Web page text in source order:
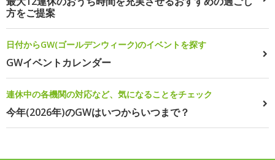
方をご提案
日付からGW(ゴールデンウィーク)のイベントを探す
GWイベントカレンダー
連休中の各機関の対応など、気になることをチェック
今年(2026年)のGWはいつからいつまで？